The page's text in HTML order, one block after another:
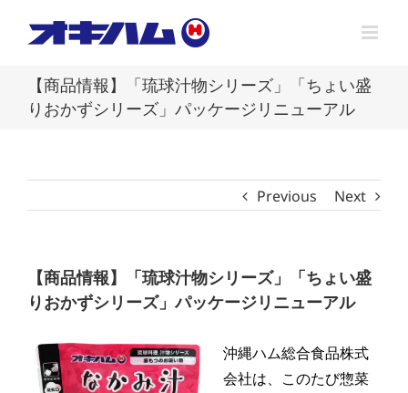
【商品情報】「琉球汁物シリーズ」「ちょい盛
りおかずシリーズ」パッケージリニューアル
Previous Next
【商品情報】「琉球汁物シリーズ」「ちょい盛
りおかずシリーズ」パッケージリニューアル
沖縄ハム総合食品株式
会社は、このたび惣菜